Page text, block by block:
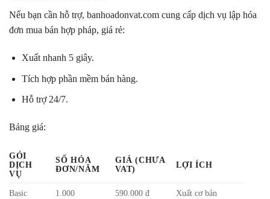
Nếu bạn cần hỗ trợ, banhoadonvat.com cung cấp dịch vụ lập hóa
đơn mua bán hợp pháp, giá rẻ:
Xuất nhanh 5 giây.
Tích hợp phần mềm bán hàng.
Hỗ trợ 24/7.
Bảng giá:
GÓI
DỊCH
VỤ
SỐ HÓA
ĐƠN/NĂM
GIÁ (CHƯA
VAT)
LỢI ÍCH
Basic 1.000 590.000 đ Xuất cơ bản